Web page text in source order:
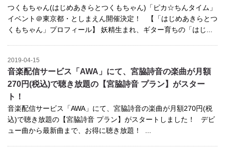
つくもちゃん(はじめあきらとつくもちゃん)「ピカ☆ちんタイム」
イベント＠東京都・としまえん開催決定！ 【「はじめあきらとつ
くもちゃん」プロフィール】 妖精生まれ、ギター育ちの「はじ...
2019-04-15
音楽配信サービス「AWA」にて、宮脇詩音の楽曲が月額
270円(税込)で聴き放題の【宮脇詩音 プラン】がスター
ト！
音楽配信サービス「AWA」にて、宮脇詩音の楽曲が月額270円(税
込)で聴き放題の【宮脇詩音 プラン】がスタートしました！ デビ
ュー曲から最新曲まで、お得に聴き放題！ ...